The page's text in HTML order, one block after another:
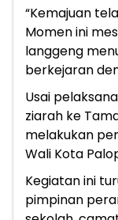
“Kemajuan
Momen ini
langgeng
berkejaran
Usai
ziarah ke
melakukan
Wali Kota
Kegiatan ini
pimpinan